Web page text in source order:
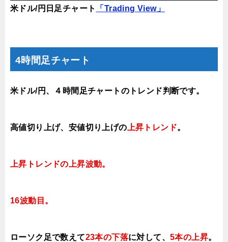
米ドル/円日足チャート 「Trading View」
4時間足チャート
米ドル/円、４時間足チャートのトレンド判断です。
高値切り上げ、安値切り上げの 上昇トレンド。
上昇トレンドの上昇波動。
16波動目。
ローソク足で数えて23本の下落に対して、5本の上昇。